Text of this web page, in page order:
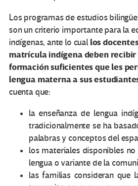
Los programas de estudios
son un criterio importante para la
indígenas, ante lo cual los
matrícula indígena deben recibir
formación suficientes que les
lengua materna a sus
cuenta que:
la enseñanza de lengua
tradicionalmente se ha
palabras y conceptos del
los materiales disponibles
lengua o variante de la
las familias consideran que